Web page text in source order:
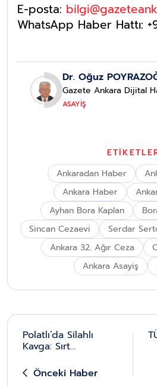
E-posta:
WhatsApp Haber Hattı:
Dr. Oğuz
Gazete Ankara Dijital
ASAYİŞ
Ankaradan Haber
Ankara Haber
Ayhan Bora Kaplan
Sincan Cezaevi
Serdar
Ankara 32. Ağır Ceza
Ankara Asayiş
Polatlı’da Silahlı
Kavga: Sırt
Çıkardığı Pompalı
Tüfekle Vurdu
Önceki Haber